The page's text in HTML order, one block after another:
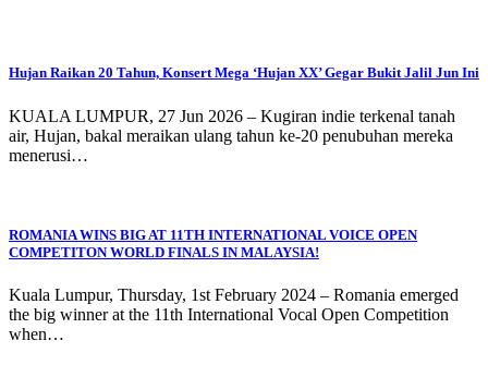
Hujan Raikan 20 Tahun, Konsert Mega ‘Hujan XX’ Gegar Bukit Jalil Jun Ini
KUALA LUMPUR, 27 Jun 2026 – Kugiran indie terkenal tanah
air, Hujan, bakal meraikan ulang tahun ke-20 penubuhan mereka
menerusi…
ROMANIA WINS BIG AT 11TH INTERNATIONAL VOICE OPEN
COMPETITON WORLD FINALS IN MALAYSIA!
Kuala Lumpur, Thursday, 1st February 2024 – Romania emerged
the big winner at the 11th International Vocal Open Competition
when…